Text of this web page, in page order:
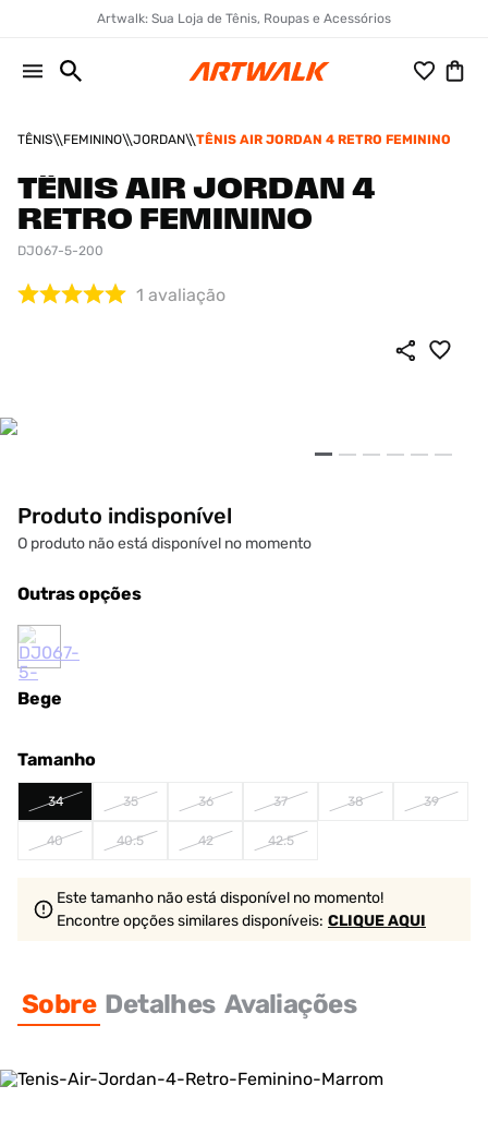
Artwalk: Sua Loja de Tênis, Roupas e Acessórios
TÊNIS FEMININO JORDAN TÊNIS AIR JORDAN 4 RETRO FEMININO
TÊNIS AIR JORDAN 4
RETRO FEMININO
DJ067-5-200
1 avaliação
Produto indisponível
O produto não está disponível no momento
Outras opções
Bege
Tamanho
34 35 36 37 38 39
40 40.5 42 42.5
Este tamanho não está disponível no momento!
Encontre opções similaresdisponíveis: CLIQUE AQUI
Sobre Detalhes Avaliações